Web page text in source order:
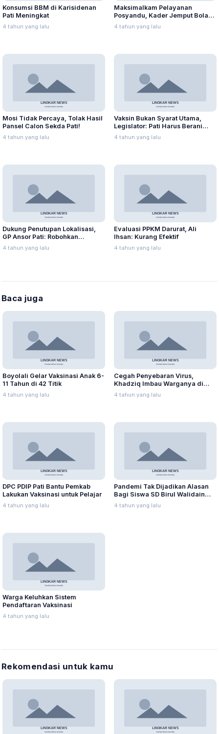
Konsumsi BBM di Karisidenan
Pati Meningkat
4 tahun yang lalu
Maksimalkam Pelayanan
Posyandu, Kader Jemput Bola
ke Rumah Warga
4 tahun yang lalu
Mosi Tidak Percaya, Tolak Hasil
Pansel Calon Sekda Pati!
4 tahun yang lalu
Vaksin Bukan Syarat Utama,
Legislator: Pati Harus Berani
Mulai PTM
4 tahun yang lalu
Dukung Penutupan Lokalisasi,
GP Ansor Pati: Robohkan
Bangunan di Lorok Indah!
4 tahun yang lalu
Evaluasi PPKM Darurat, Ali
Ihsan: Kurang Efektif
4 tahun yang lalu
Baca juga
Boyolali Gelar Vaksinasi Anak 6-
11 Tahun di 42 Titik
4 tahun yang lalu
Cegah Penyebaran Virus,
Khadziq Imbau Warganya di
Perantauan Tidak Mudik
4 tahun yang lalu
DPC PDIP Pati Bantu Pemkab
Lakukan Vaksinasi untuk Pelajar
4 tahun yang lalu
Pandemi Tak Dijadikan Alasan
Bagi Siswa SD Birul Walidain
Torehkan Prestasi
4 tahun yang lalu
Warga Keluhkan Sistem
Pendaftaran Vaksinasi
4 tahun yang lalu
Rekomendasi untuk kamu